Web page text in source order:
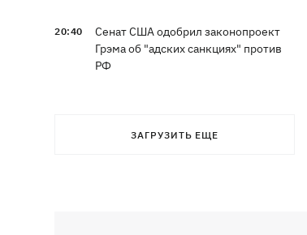
20:40
Сенат США одобрил законопроект
Грэма об "адских санкциях" против
РФ
ЗАГРУЗИТЬ ЕЩЕ